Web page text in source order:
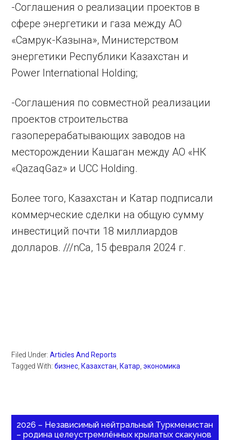
-Соглашения о реализации проектов в
сфере энергетики и газа между АО
«Самрук-Казына», Министерством
энергетики Республики Казахстан и
Power International Holding;
-Соглашения по совместной реализации
проектов строительства
газоперерабатывающих заводов на
месторождении Кашаган между АО «НК
«QazaqGaz» и UCC Holding.
Более того, Казахстан и Катар подписали
коммерческие сделки на общую сумму
инвестиций почти 18 миллиардов
долларов. ///nCa, 15 февраля 2024 г.
Filed Under:Articles And Reports
Tagged With:бизнес Казахстан Катар ,экономика
2026 – Независимый нейтральный Туркменистан
– родина целеустремлённых крылатых скакунов